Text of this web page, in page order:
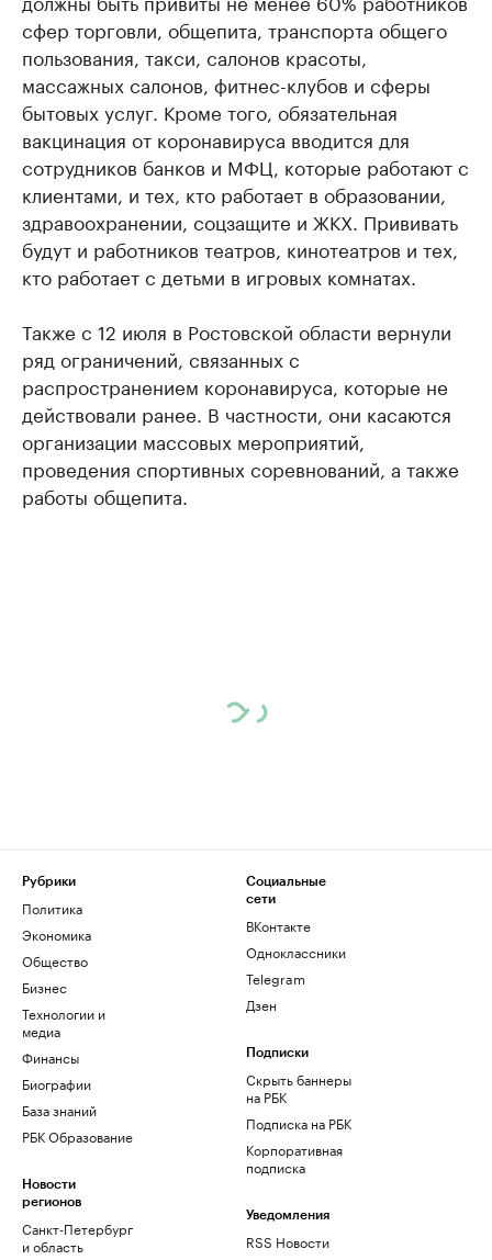
сфер торговли, общепита, транспорта общего
пользования, такси, салонов красоты,
массажных салонов, фитнес-клубов и сферы
бытовых услуг. Кроме того, обязательная
вакцинация от коронавируса вводится для
сотрудников банков и МФЦ, которые работают с
клиентами, и тех, кто работает в образовании,
здравоохранении, соцзащите и ЖКХ. Прививать
будут и работников театров, кинотеатров и тех,
кто работает с детьми в игровых комнатах.
Также с 12 июля в Ростовской области вернули
ряд ограничений, связанных с
распространением коронавируса, которые не
действовали ранее. В частности, они касаются
организации массовых мероприятий,
проведения спортивных соревнований, а также
работы общепита.
Рубрики
Политика
Экономика
Общество
Бизнес
Технологии и
медиа
Финансы
Биографии
База знаний
РБК Образование
Новости
регионов
Санкт-Петербург
и область
Социальные
сети
ВКонтакте
Одноклассники
Telegram
Дзен
Подписки
Скрыть баннеры
на РБК
Подписка на РБК
Корпоративная
подписка
Уведомления
RSS Новости